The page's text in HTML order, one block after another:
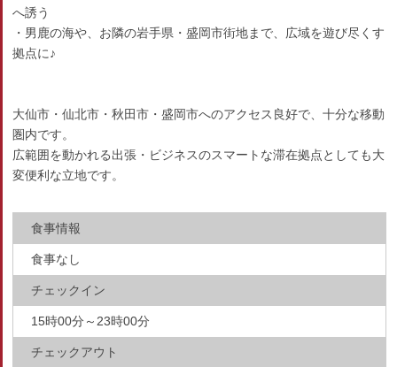
へ誘う
・男鹿の海や、お隣の岩手県・盛岡市街地まで、広域を遊び尽くす
拠点に♪
大仙市・仙北市・秋田市・盛岡市へのアクセス良好で、十分な移動
圏内です。
広範囲を動かれる出張・ビジネスのスマートな滞在拠点としても大
変便利な立地です。
食事情報
食事なし
チェックイン
15時00分～23時00分
チェックアウト